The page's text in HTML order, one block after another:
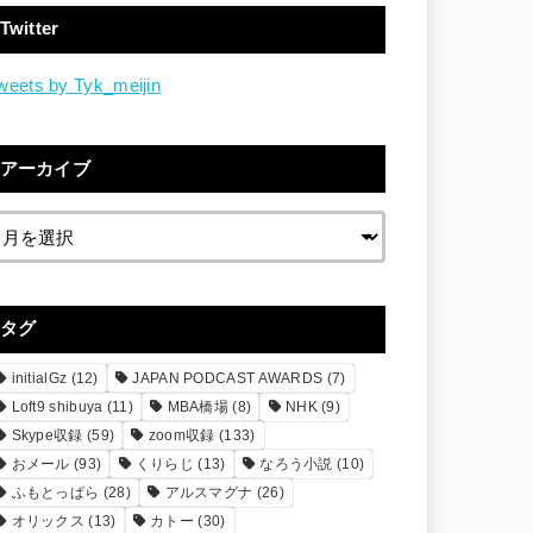
Twitter
by Tyk_meijin
アーカイブ
タグ
initialGz (12) JAPAN PODCAST AWARDS (7)
Loft9 shibuya (11) MBA橋場 (8) NHK (9)
Skype収録 (59) zoom収録 (133)
おメール (93) くりらじ (13) なろう小説 (10)
ふもとっぱら (28) アルスマグナ (26)
オリックス (13) カトー (30)